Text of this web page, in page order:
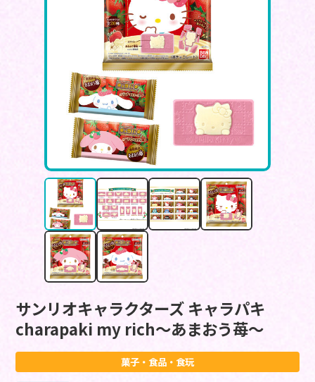
サンリオキャラクターズ キャラパキ
charapaki my rich～あまおう苺～
菓子・食品・食玩